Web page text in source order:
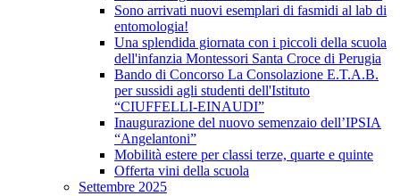
Sono arrivati nuovi esemplari di fasmidi al lab di
entomologia!
Una splendida giornata con i piccoli della scuola
dell'infanzia Montessori Santa Croce di Perugia
Bando di Concorso La Consolazione E.T.A.B.
per sussidi agli studenti dell'Istituto
“CIUFFELLI-EINAUDI”
Inaugurazione del nuovo semenzaio dell’IPSIA
“Angelantoni”
Mobilità estere per classi terze, quarte e quinte
Offerta vini della scuola
Settembre 2025